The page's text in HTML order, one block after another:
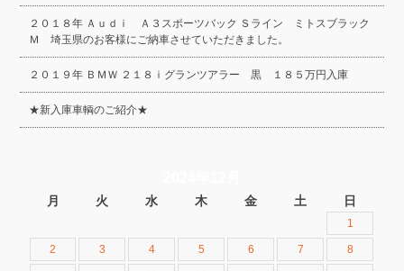
２０１８年 Ａｕｄｉ Ａ３スポーツバック Ｓライン ミトスブラック
Ｍ 埼玉県のお客様にご納車させていただきました。
２０１９年 ＢＭＷ ２１８ｉグランツアラー 黒 １８５万円入庫
★新入庫車輌のご紹介★
月 火 水 木 金 土 日
1
2 3 4 5 6 7 8